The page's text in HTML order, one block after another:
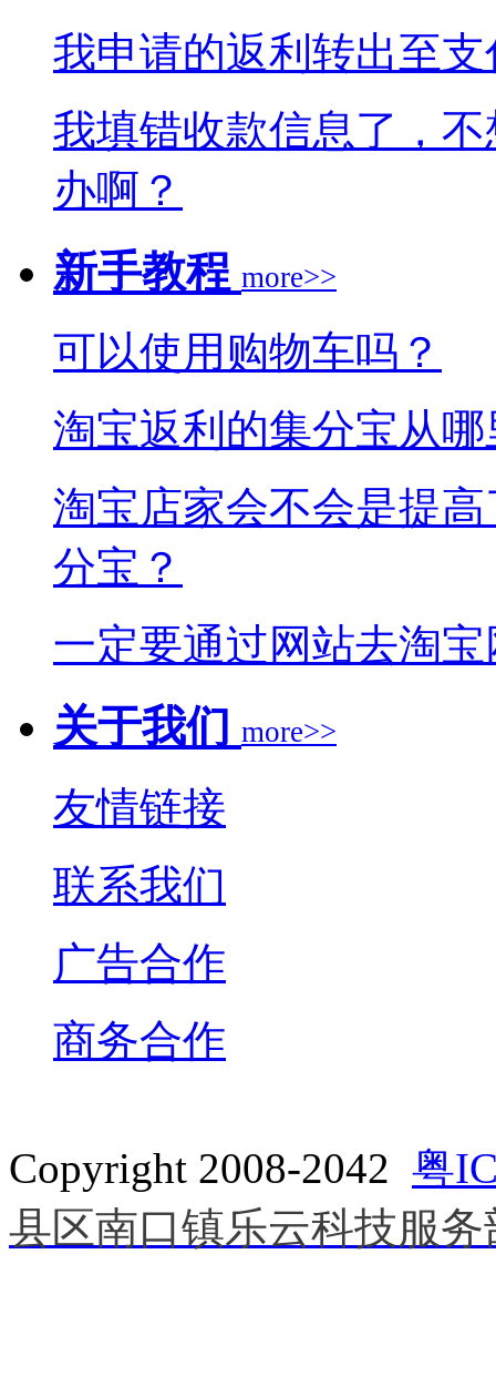
我申请的返利转出至
我填错收款信息了，
办啊？
新手教程 more>>
可以使用购物车吗？
淘宝返利的集分宝从
淘宝店家会不会是提
分宝？
一定要通过网站去淘
关于我们 more>>
友情链接
联系我们
广告合作
商务合作
Copyright 2008-2042 粤
县区南口镇乐云科技服务